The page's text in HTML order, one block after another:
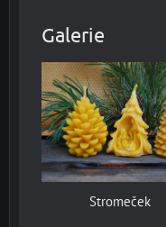
Galerie
Stromeček